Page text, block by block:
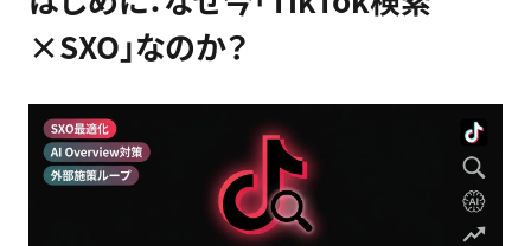
×SXO」なのか？